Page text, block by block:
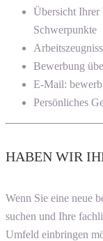
Übersicht Ihrer
Schwerpunkte
Bewerbung
E-Mail:
Persönliches
HABEN WIR
Wenn Sie eine neue
suchen und Ihre
Umfeld einbringen